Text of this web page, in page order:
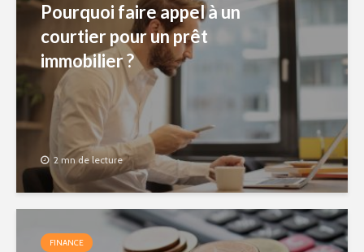
Pourquoi faire appel à un
courtier pour un prêt
immobilier ?
2 mn de lecture
FINANCE